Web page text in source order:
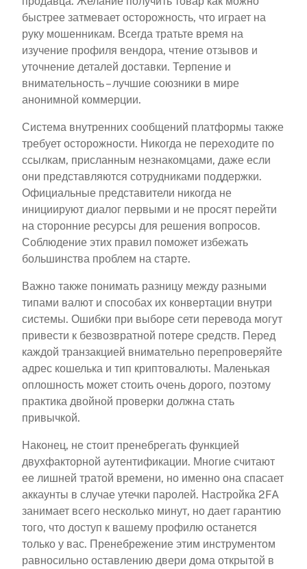
быстрее затмевает осторожность, что играет на
руку мошенникам. Всегда тратьте время на
изучение профиля вендора, чтение отзывов и
уточнение деталей доставки. Терпение и
внимательность – лучшие союзники в мире
анонимной коммерции.
Система внутренних сообщений платформы также
требует осторожности. Никогда не переходите по
ссылкам, присланным незнакомцами, даже если
они представляются сотрудниками поддержки.
Официальные представители никогда не
инициируют диалог первыми и не просят перейти
на сторонние ресурсы для решения вопросов.
Соблюдение этих правил поможет избежать
большинства проблем на старте.
Важно также понимать разницу между разными
типами валют и способах их конвертации внутри
системы. Ошибки при выборе сети перевода могут
привести к безвозвратной потере средств. Перед
каждой транзакцией внимательно перепроверяйте
адрес кошелька и тип криптовалюты. Маленькая
оплошность может стоить очень дорого, поэтому
практика двойной проверки должна стать
привычкой.
Наконец, не стоит пренебрегать функцией
двухфакторной аутентификации. Многие считают
ее лишней тратой времени, но именно она спасает
аккаунты в случае утечки паролей. Настройка 2FA
занимает всего несколько минут, но дает гарантию
того, что доступ к вашему профилю останется
только у вас. Пренебрежение этим инструментом
равносильно оставлению двери дома открытой в